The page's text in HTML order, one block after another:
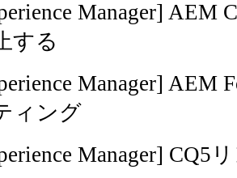
Manager] AEM
する
Manager] AEM
ィング
Manager] CQ5